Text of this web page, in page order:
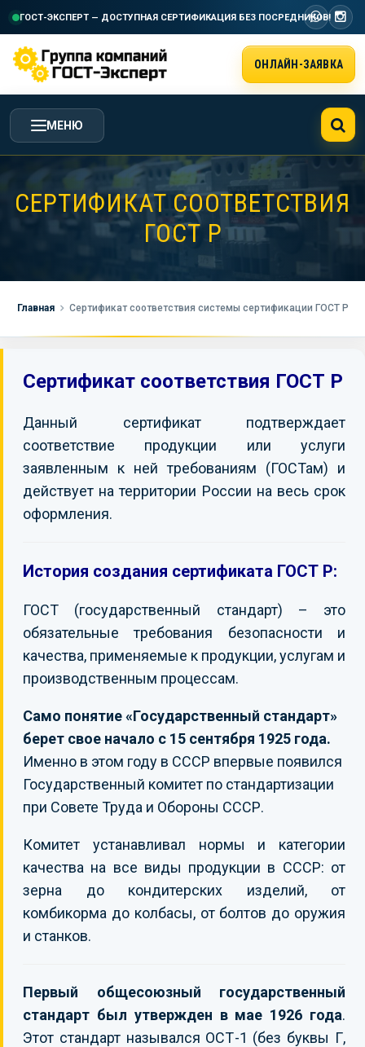
ГОСТ-ЭКСПЕРТ — ДОСТУПНАЯ СЕРТИФИКАЦИЯ БЕЗ ПОСРЕДНИКОВ!
ОНЛАЙН-ЗАЯВКА
МЕНЮ
ГЛАВНАЯ
УСЛУГИ ГК ГОСТ-ЭКСПЕРТ
СТОИМОСТЬ РАБОТ
НАША КОМПАНИЯ
КОНТАКТЫ
СЕРТИФИКАТ СООТВЕТСТВИЯ
ГОСТ Р
Главная Сертификат соответствия системы сертификации ГОСТ Р
Сертификат соответствия ГОСТ Р
Данный сертификат подтверждает
соответствие продукции или услуги
заявленным к ней требованиям (ГОСТам) и
действует на территории России на весь срок
оформления.
История создания сертификата ГОСТ Р:
ГОСТ (государственный стандарт) – это
обязательные требования безопасности и
качества, применяемые к продукции, услугам и
производственным процессам.
Само понятие «Государственный стандарт»
берет свое начало с 15 сентября 1925 года.
Именно в этом году в СССР впервые появился
Государственный комитет по стандартизации
при Совете Труда и Обороны СССР.
Комитет устанавливал нормы и категории
качества на все виды продукции в СССР: от
зерна до кондитерских изделий, от
комбикорма до колбасы, от болтов до оружия
и станков.
Первый общесоюзный государственный
стандарт был утвержден в мае 1926 года.
Этот стандарт назывался ОСТ-1 (без буквы Г,